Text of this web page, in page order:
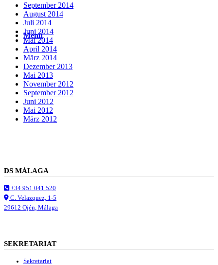
MenüMenü
September 2014
August 2014
Juli 2014
Juni 2014
Mai 2014
April 2014
März 2014
Dezember 2013
Mai 2013
November 2012
September 2012
Juni 2012
Mai 2012
März 2012
DS MÁLAGA
+34 951 041 520
C. Velazquez, 1-5
29612 Ojén, Málaga
SEKRETARIAT
Sekretariat